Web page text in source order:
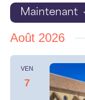
Évènements
Navigation
par
consultations
Maintenant
une
date.
Août 2026
VEN
7